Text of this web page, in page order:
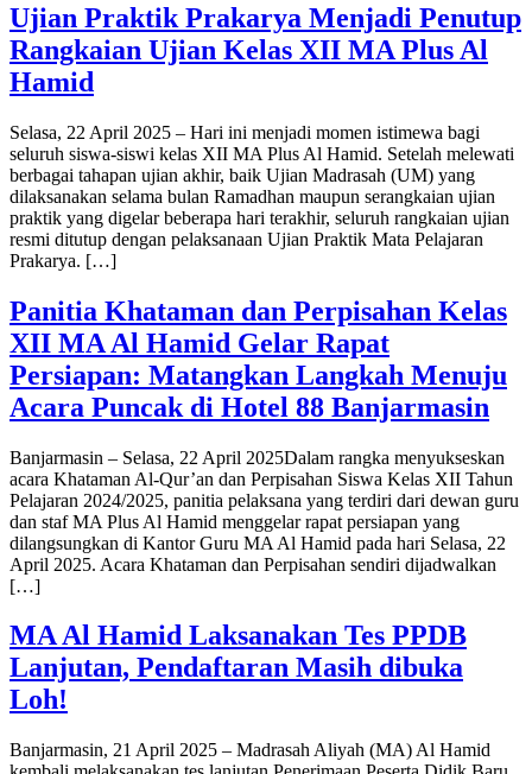
Ujian Praktik Prakarya Menjadi Penutup
Rangkaian Ujian Kelas XII MA Plus Al
Hamid
Selasa, 22 April 2025 – Hari ini menjadi momen istimewa bagi
seluruh siswa-siswi kelas XII MA Plus Al Hamid. Setelah melewati
berbagai tahapan ujian akhir, baik Ujian Madrasah (UM) yang
dilaksanakan selama bulan Ramadhan maupun serangkaian ujian
praktik yang digelar beberapa hari terakhir, seluruh rangkaian ujian
resmi ditutup dengan pelaksanaan Ujian Praktik Mata Pelajaran
Prakarya. […]
Panitia Khataman dan Perpisahan Kelas
XII MA Al Hamid Gelar Rapat
Persiapan: Matangkan Langkah Menuju
Acara Puncak di Hotel 88 Banjarmasin
Banjarmasin – Selasa, 22 April 2025Dalam rangka menyukseskan
acara Khataman Al-Qur’an dan Perpisahan Siswa Kelas XII Tahun
Pelajaran 2024/2025, panitia pelaksana yang terdiri dari dewan guru
dan staf MA Plus Al Hamid menggelar rapat persiapan yang
dilangsungkan di Kantor Guru MA Al Hamid pada hari Selasa, 22
April 2025. Acara Khataman dan Perpisahan sendiri dijadwalkan
[…]
MA Al Hamid Laksanakan Tes PPDB
Lanjutan, Pendaftaran Masih dibuka
Loh!
Banjarmasin, 21 April 2025 – Madrasah Aliyah (MA) Al Hamid